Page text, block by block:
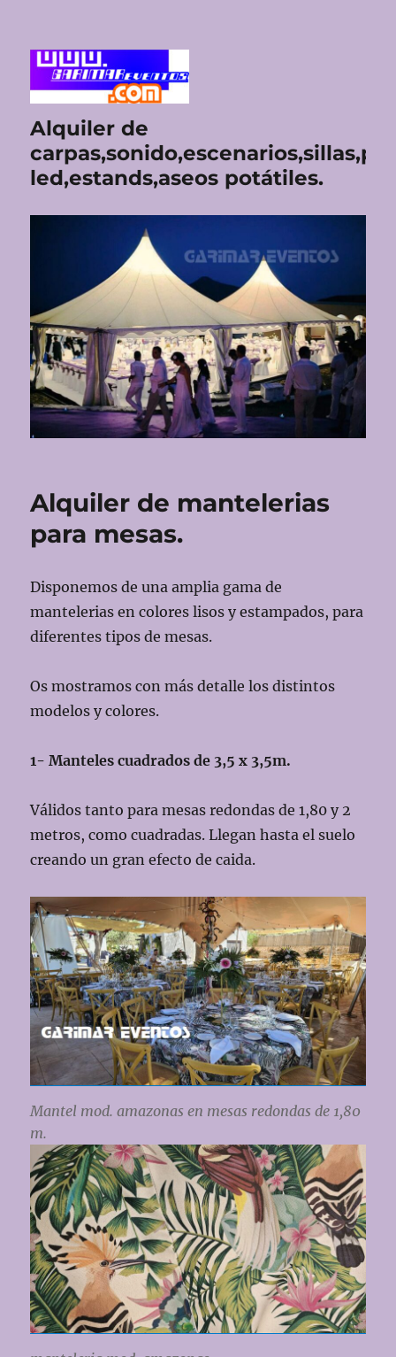
Alquiler de
led,estands,aseos potátiles.
Alquiler de mantelerias
para mesas.
Disponemos de una amplia gama de
mantelerias en colores lisos y estampados, para
diferentes tipos de mesas.
Os mostramos con más detalle los distintos
modelos y colores.
1- Manteles cuadrados de 3,5 x 3,5m.
Válidos tanto para mesas redondas de 1,80 y 2
metros, como cuadradas. Llegan hasta el suelo
creando un gran efecto de caida.
Mantel mod. amazonasen mesas redondas de 1,80
m.